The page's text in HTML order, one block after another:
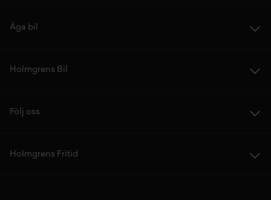
Äga bil
Holmgrens Bil
Följ oss
Holmgrens Fritid